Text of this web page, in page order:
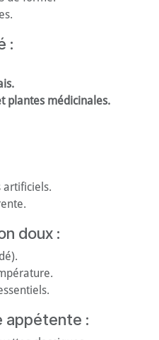
:
plantes médicinales.
artificiels.
doux :
appétente :